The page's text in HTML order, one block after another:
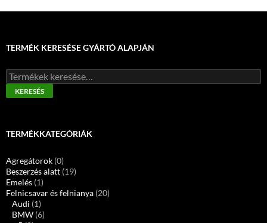
TERMÉK KERESÉSE GYÁRTÓ ALAPJÁN
Keresés
a
következőre:
KERESÉS
TERMÉKKATEGÓRIÁK
Agregátorok (0)
Beszerzés alatt (19)
Emelés (1)
Felnicsavar és felnianya (20)
Audi (1)
BMW (6)